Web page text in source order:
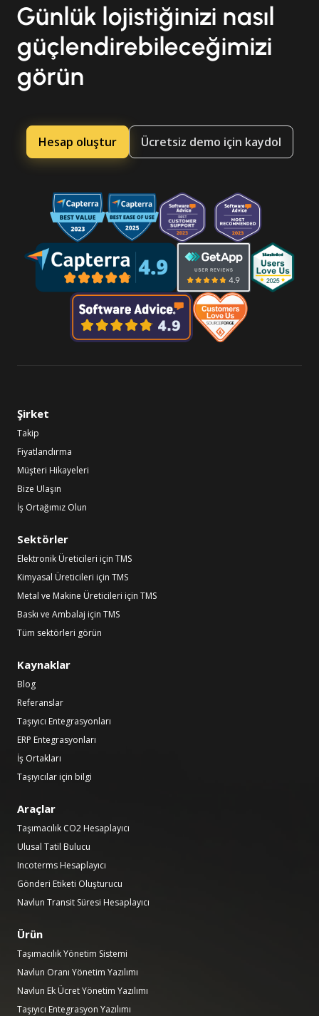
Günlük lojistiğinizi nasıl
güçlendirebileceğimizi
görün
Hesap oluştur Ücretsiz demo için kaydol
Şirket
Takip
Fiyatlandırma
Müşteri Hikayeleri
Bize Ulaşın
İş Ortağımız Olun
Sektörler
Elektronik Üreticileri için TMS
Kimyasal Üreticileri için TMS
Metal ve Makine Üreticileri için TMS
Baskı ve Ambalaj için TMS
Tüm sektörleri görün
Kaynaklar
Blog
Referanslar
Taşıyıcı Entegrasyonları
ERP Entegrasyonları
İş Ortakları
Taşıyıcılar için bilgi
Araçlar
Taşımacılık CO2 Hesaplayıcı
Ulusal Tatil Bulucu
Incoterms Hesaplayıcı
Gönderi Etiketi Oluşturucu
Navlun Transit Süresi Hesaplayıcı
Ürün
Taşımacılık Yönetim Sistemi
Navlun Oranı Yönetim Yazılımı
Navlun Ek Ücret Yönetim Yazılımı
Taşıyıcı Entegrasyon Yazılımı